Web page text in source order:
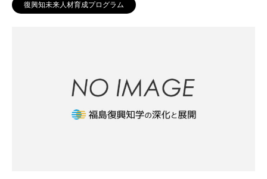
復興知未来人材育成プログラム